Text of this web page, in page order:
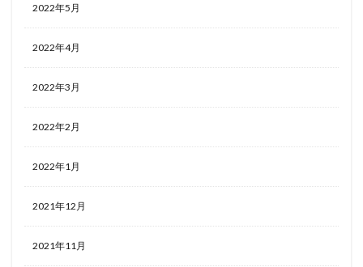
2022年5月
2022年4月
2022年3月
2022年2月
2022年1月
2021年12月
2021年11月